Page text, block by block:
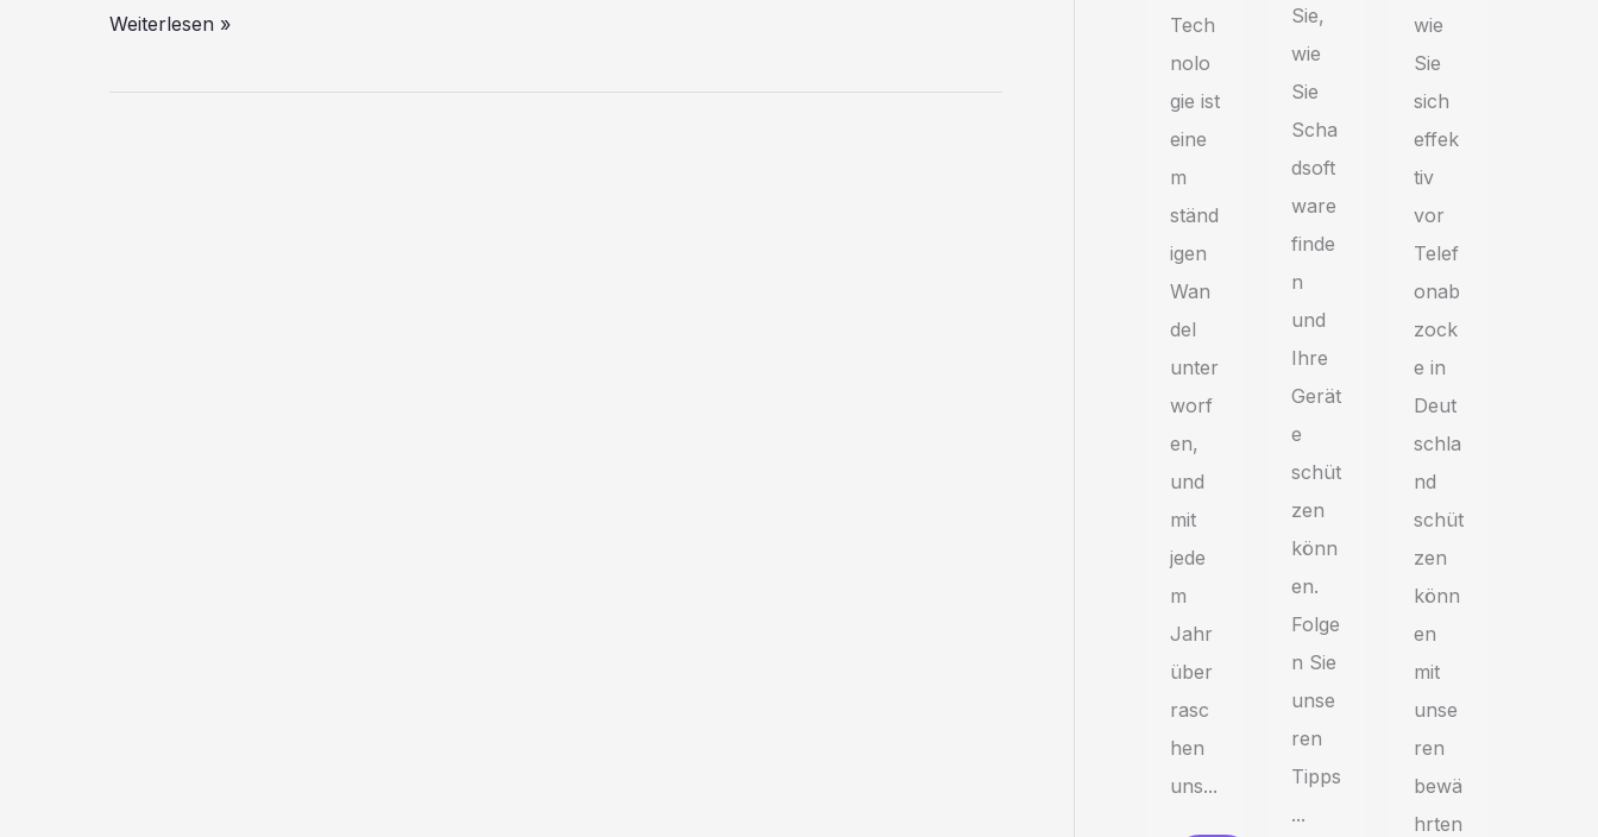
Internet
Weiterlesen »
Tech
nolo
gie ist
eine
m
ständ
igen
Wan
del
unter
worf
en,
und
mit
jede
m
Jahr
über
rasc
hen
uns...
Sie,
wie
Sie
Scha
dsoft
ware
finde
n
und
Ihre
Gerät
e
schüt
zen
könn
en.
Folge
n Sie
unse
ren
Tipps
...
wie
Sie
sich
effek
tiv
vor
Telef
onab
zock
e in
Deut
schla
nd
schüt
zen
könn
en
mit
unse
ren
bewä
hrten